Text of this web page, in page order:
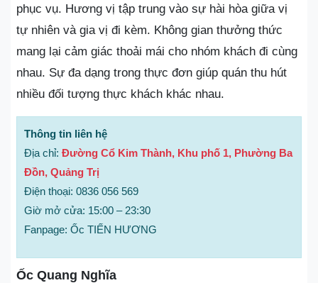
phục vụ. Hương vị tập trung vào sự hài hòa giữa vị
tự nhiên và gia vị đi kèm. Không gian thưởng thức
mang lại cảm giác thoải mái cho nhóm khách đi cùng
nhau. Sự đa dạng trong thực đơn giúp quán thu hút
nhiều đối tượng thực khách khác nhau.
Thông tin liên hệ
Địa chỉ: Đường Cổ Kim Thành, Khu phố 1, Phường Ba
Đồn, Quảng Trị
Điện thoại: 0836 056 569
Giờ mở cửa: 15:00 – 23:30
Fanpage: Ốc TIẾN HƯƠNG
Ốc Quang Nghĩa